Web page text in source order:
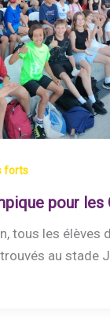
forts
pour les
tous les élèves
au stade